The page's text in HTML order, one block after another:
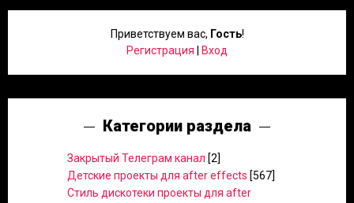
Приветствуем вас, Гость!
Регистрация
Вход
Категории раздела
Закрытый Телеграм канал [2]
Детские проекты для after effects [567]
Стиль дискотеки проекты для after